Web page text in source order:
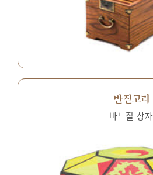
반짇고리
바느질 상자